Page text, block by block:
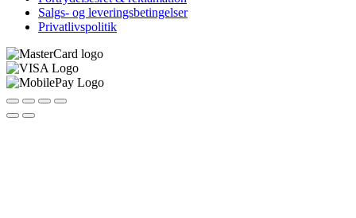
Salgs- og leveringsbetingelser
Privatlivspolitik